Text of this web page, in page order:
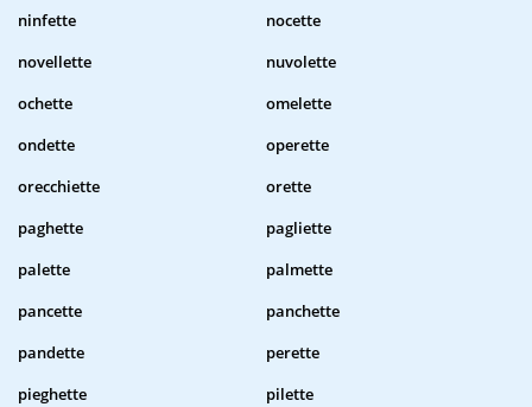
ninfette
nocette
novellette
nuvolette
ochette
omelette
ondette
operette
orecchiette
orette
paghette
pagliette
palette
palmette
pancette
panchette
pandette
perette
pieghette
pilette